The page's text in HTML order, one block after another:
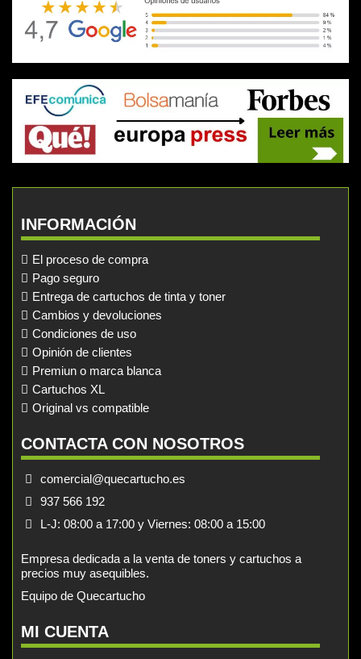
INFORMACIÓN
El proceso de compra
Pago seguro
Entrega de cartuchos de tinta y toner
Cambios y devoluciones
Condiciones de uso
Opinión de clientes
Premiun o marca blanca
Cartuchos XL
Original vs compatible
CONTACTA CON NOSOTROS
comercial@quecartucho.es
937 566 192
L-J: 08:00 a 17:00 y Viernes: 08:00 a 15:00
Empresa dedicada a la venta de toners y cartuchos a
precios muy asequibles.
Equipo de Quecartucho
MI CUENTA